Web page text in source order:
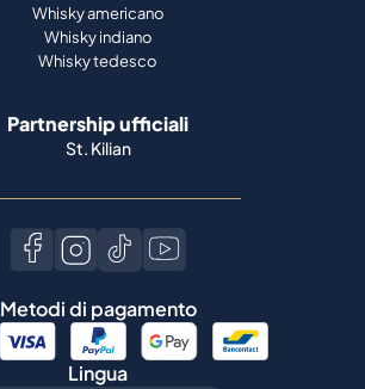
Whisky americano
Whisky indiano
Whisky tedesco
Partnership ufficiali
St. Kilian
Metodi di pagamento
Lingua